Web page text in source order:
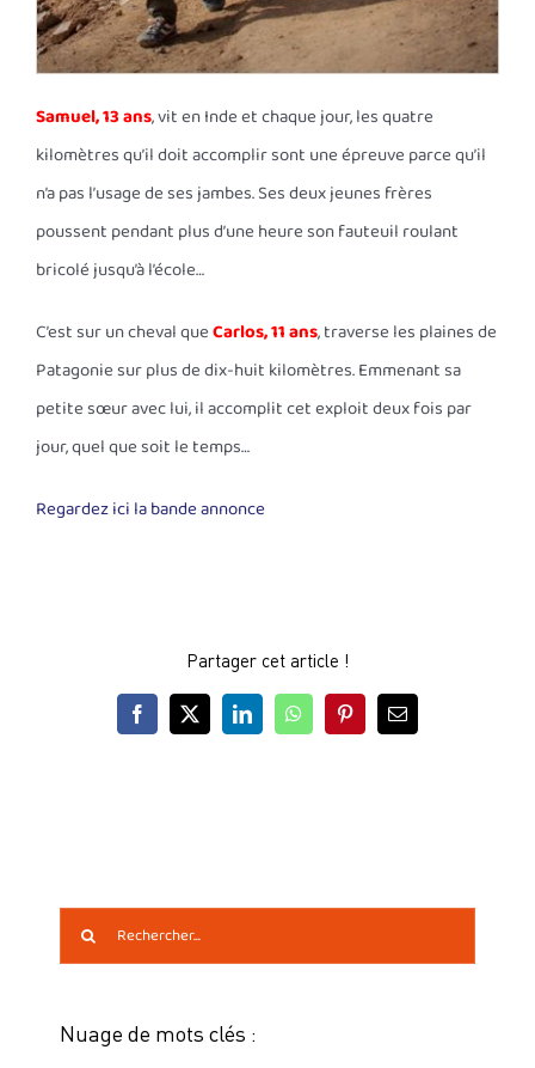
Samuel, 13 ans, vit en Inde et chaque jour, les quatre
kilomètres qu’il doit accomplir sont une épreuve parce qu’il
n’a pas l’usage de ses jambes. Ses deux jeunes frères
poussent pendant plus d’une heure son fauteuil roulant
bricolé jusqu’à l’école…
C’est sur un cheval queCarlos, 11 ans, traverse les plaines de
Patagonie sur plus de dix-huit kilomètres. Emmenant sa
petite sœur avec lui, il accomplit cet exploit deux fois par
jour, quel que soit le temps…
Regardez ici la bande annonce
Partager cet article !
Facebook
X LinkedInWhatsAppPinterestEmail
Rechercher:
Nuage de mots clés :